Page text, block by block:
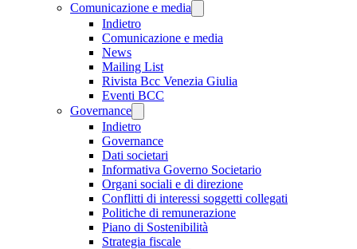
Comunicazione e media
Indietro
Comunicazione e media
News
Mailing List
Rivista Bcc Venezia Giulia
Eventi BCC
Governance
Indietro
Governance
Dati societari
Informativa Governo Societario
Organi sociali e di direzione
Conflitti di interessi soggetti collegati
Politiche di remunerazione
Piano di Sostenibilità
Strategia fiscale